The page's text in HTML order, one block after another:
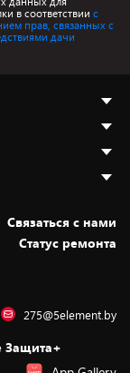
в соответствии с
прав, связанных с
дачи
Cвязаться с нами
Статус ремонта
275@5element.by
Защита+